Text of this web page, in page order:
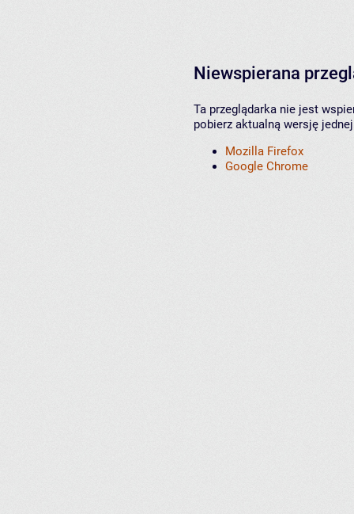
Niewspierana
Ta przeglądarka nie jest
pobierz aktualną wersję
Mozilla Firefox
Google Chrome